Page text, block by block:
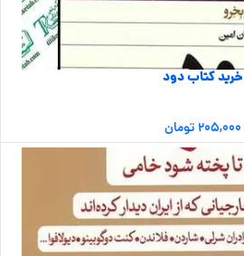
خرید کتاب دود
۲۰۵,۰۰۰تومان